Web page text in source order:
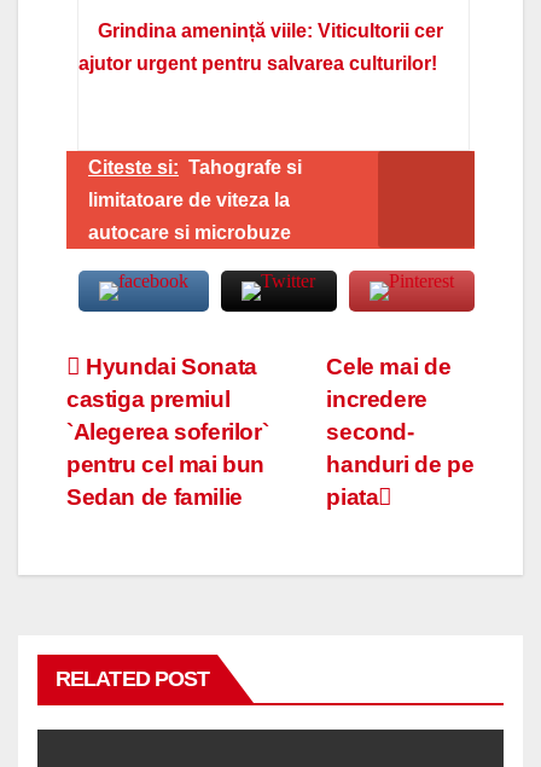
Grindina amenință viile: Viticultorii cer
ajutor urgent pentru salvarea culturilor!
Citeste si: Tahografe si
limitatoare de viteza la
autocare si microbuze
Navigare
în
articole
Cele mai de
incredere
second-
handuri de pe
piata
Hyundai Sonata
castiga premiul
`Alegerea soferilor`
pentru cel mai bun
Sedan de familie
RELATED POST